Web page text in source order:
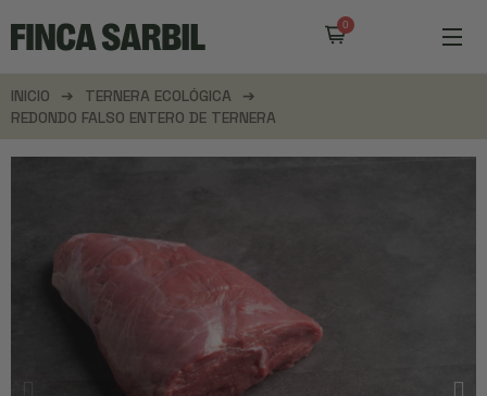
INICIO
TERNERA ECOLÓGICA
REDONDO FALSO ENTERO DE TERNERA